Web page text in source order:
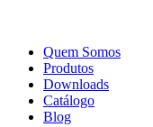
Quem Somos
Produtos
Downloads
Catálogo
Blog